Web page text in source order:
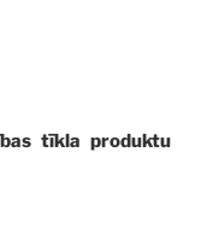
tīkla produktu